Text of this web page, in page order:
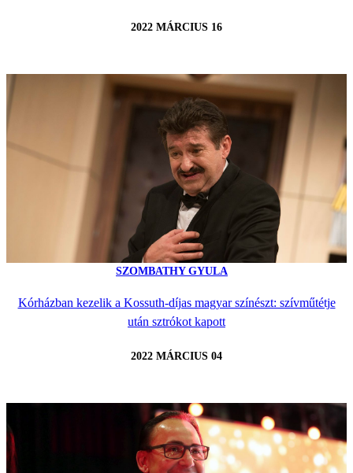
2022 MÁRCIUS 16
SZOMBATHY GYULA
Kórházban kezelik a Kossuth-díjas magyar színészt: szívműtétje
után sztrókot kapott
2022 MÁRCIUS 04